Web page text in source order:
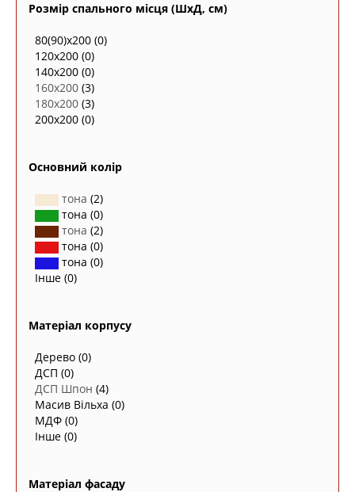
Розмір спального місця (ШxД, см)
80(90)х200 (0)
120x200 (0)
140х200 (0)
160х200 (3)
180х200 (3)
200х200 (0)
Основний колір
тона (2)
тона (0)
тона (2)
тона (0)
тона (0)
Інше (0)
Матеріал корпусу
Дерево (0)
ДСП (0)
ДСП Шпон (4)
Масив Вільха (0)
МДФ (0)
Інше (0)
Матеріал фасаду